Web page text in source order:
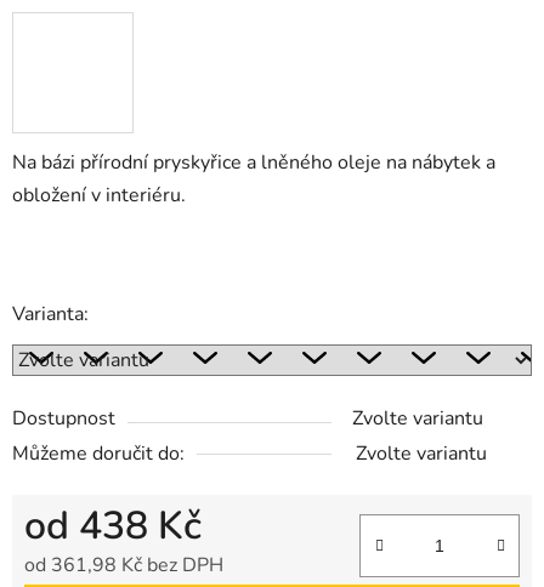
Na bázi přírodní pryskyřice a lněného oleje na nábytek a
obložení v interiéru.
Varianta:
Dostupnost
Zvolte variantu
Můžeme doručit do:
Zvolte variantu
od 438 Kč
od 361,98 Kč bez DPH